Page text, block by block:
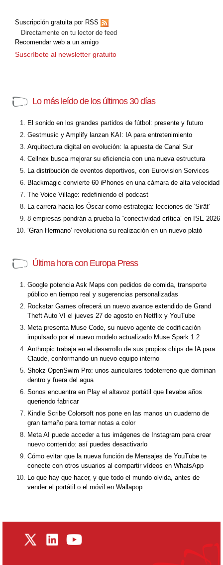
Suscripción gratuita por RSS
Directamente en tu lector de feed
Recomendar web a un amigo
Suscríbete al newsletter gratuito
Lo más leído de los últimos 30 días
El sonido en los grandes partidos de fútbol: presente y futuro
Gestmusic y Amplify lanzan KAI: IA para entretenimiento
Arquitectura digital en evolución: la apuesta de Canal Sur
Cellnex busca mejorar su eficiencia con una nueva estructura
La distribución de eventos deportivos, con Eurovision Services
Blackmagic convierte 60 iPhones en una cámara de alta velocidad
The Voice Village: redefiniendo el podcast
La carrera hacia los Óscar como estrategia: lecciones de 'Sirât'
8 empresas pondrán a prueba la “conectividad crítica” en ISE 2026
‘Gran Hermano’ revoluciona su realización en un nuevo plató
Última hora con Europa Press
Google potencia Ask Maps con pedidos de comida, transporte
público en tiempo real y sugerencias personalizadas
Rockstar Games ofrecerá un nuevo avance extendido de Grand
Theft Auto VI el jueves 27 de agosto en Netflix y YouTube
Meta presenta Muse Code, su nuevo agente de codificación
impulsado por el nuevo modelo actualizado Muse Spark 1.2
Anthropic trabaja en el desarrollo de sus propios chips de IA para
Claude, conformando un nuevo equipo interno
Shokz OpenSwim Pro: unos auriculares todoterreno que dominan
dentro y fuera del agua
Sonos encuentra en Play el altavoz portátil que llevaba años
queriendo fabricar
Kindle Scribe Colorsoft nos pone en las manos un cuaderno de
gran tamaño para tomar notas a color
Meta AI puede acceder a tus imágenes de Instagram para crear
nuevo contenido: así puedes desactivarlo
Cómo evitar que la nueva función de Mensajes de YouTube te
conecte con otros usuarios al compartir vídeos en WhatsApp
Lo que hay que hacer, y que todo el mundo olvida, antes de
vender el portátil o el móvil en Wallapop